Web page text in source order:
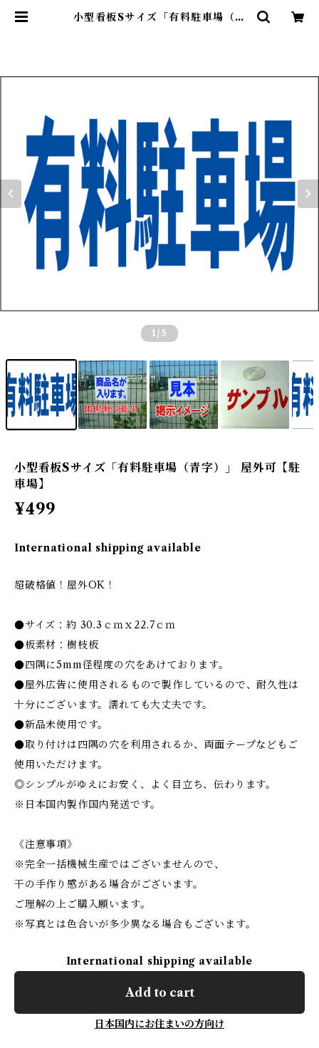
小型看板Sサイズ「有料駐車場（青
1 /5
小型看板Sサイズ「有料駐車場（青字）」 屋外可【駐
車場】
¥499
International shipping available
超破格値！屋外OK！
●サイズ：約 30.3ｃｍｘ22.7ｃｍ
●板素材：樹枝板
●四隅に5mm径程度の穴をあけております。
●屋外広告に使用されるもので製作しているので、耐久性は
十分にございます。濡れても大丈夫です。
●新品未使用です。
●取り付けは四隅の穴を利用されるか、両面テープなどもご
使用いただけます。
◎シンプルがゆえにお安く、よく目立ち、伝わります。
※日本国内製作国内発送です。
《注意事項》
※完全一括機械生産ではございませんので、
干の手作り感がある場合がございます。
ご理解の上ご購入願います。
※写真とは色合いが多少異なる場合もございます。
International shipping available
Add to cart
日本国内にお住まいの方向け